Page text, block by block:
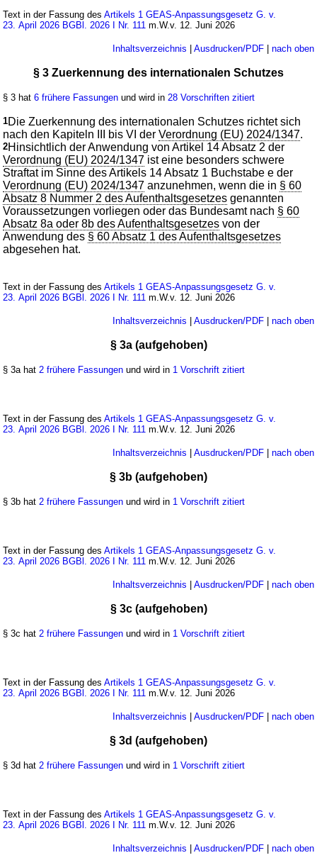
Text in der Fassung desArtikels 1 GEAS-Anpassungsgesetz G. v.
23. April 2026 BGBl. 2026 I Nr. 111 m.W.v. 12. Juni 2026
Inhaltsverzeichnis | Ausdrucken/PDF| nach oben
§ 3 Zuerkennung des internationalen Schutzes
§ 3 hat6 frühere Fassungen und wird in 28 Vorschriften zitiert
1Die Zuerkennung des internationalen Schutzes richtet sich
nach den Kapiteln III bis VI derVerordnung (EU) 2024/1347.
2Hinsichtlich der Anwendung von Artikel 14 Absatz 2 der
Verordnung (EU) 2024/1347 ist eine besonders schwere
Straftat im Sinne des Artikels 14 Absatz 1 Buchstabe e der
Verordnung (EU) 2024/1347 anzunehmen, wenn die in § 60
Absatz 8 Nummer 2 des Aufenthaltsgesetzes genannten
Voraussetzungen vorliegen oder das Bundesamt nach § 60
Absatz 8a oder 8b des Aufenthaltsgesetzes von der
Anwendung des § 60 Absatz 1 des Aufenthaltsgesetzes
abgesehen hat.
Text in der Fassung desArtikels 1 GEAS-Anpassungsgesetz G. v.
23. April 2026 BGBl. 2026 I Nr. 111 m.W.v. 12. Juni 2026
Inhaltsverzeichnis | Ausdrucken/PDF| nach oben
§ 3a (aufgehoben)
§ 3a hat 2 frühere Fassungen und wird in 1 Vorschrift zitiert
Text in der Fassung desArtikels 1 GEAS-Anpassungsgesetz G. v.
23. April 2026 BGBl. 2026 I Nr. 111 m.W.v. 12. Juni 2026
Inhaltsverzeichnis | Ausdrucken/PDF| nach oben
§ 3b (aufgehoben)
§ 3b hat 2 frühere Fassungen und wird in 1 Vorschrift zitiert
Text in der Fassung desArtikels 1 GEAS-Anpassungsgesetz G. v.
23. April 2026 BGBl. 2026 I Nr. 111 m.W.v. 12. Juni 2026
Inhaltsverzeichnis | Ausdrucken/PDF| nach oben
§ 3c (aufgehoben)
§ 3c hat 2 frühere Fassungen und wird in 1 Vorschrift zitiert
Text in der Fassung desArtikels 1 GEAS-Anpassungsgesetz G. v.
23. April 2026 BGBl. 2026 I Nr. 111 m.W.v. 12. Juni 2026
Inhaltsverzeichnis | Ausdrucken/PDF| nach oben
§ 3d (aufgehoben)
§ 3d hat 2 frühere Fassungen und wird in 1 Vorschrift zitiert
Text in der Fassung desArtikels 1 GEAS-Anpassungsgesetz G. v.
23. April 2026 BGBl. 2026 I Nr. 111 m.W.v. 12. Juni 2026
Inhaltsverzeichnis | Ausdrucken/PDF| nach oben